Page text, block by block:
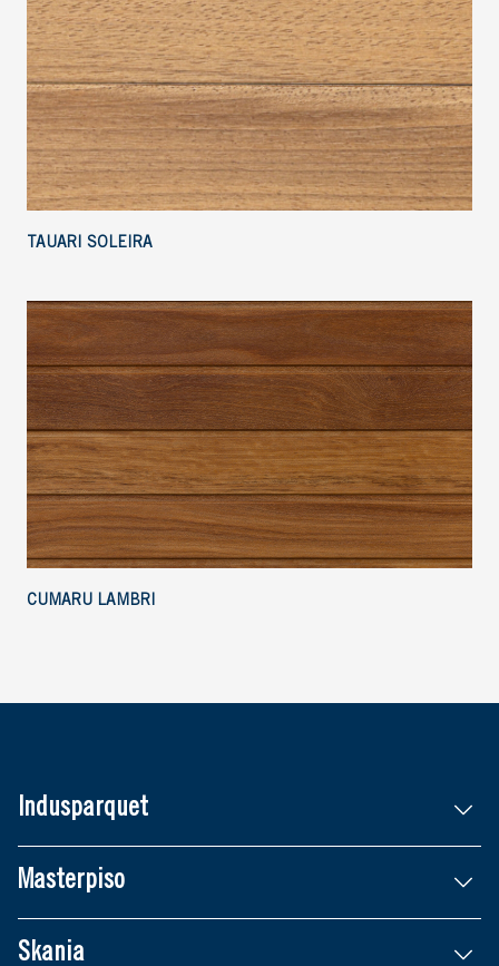
TAUARI SOLEIRA
CUMARU LAMBRI
Indusparquet
Masterpiso
Skania